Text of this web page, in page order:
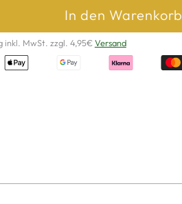
In den Warenkorb
inkl. MwSt. zzgl. 4,95€Versand